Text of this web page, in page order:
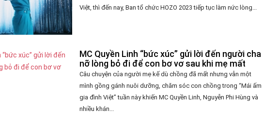
Việt, thì đến nay, Ban tổ chức HOZO 2023 tiếp tục làm nức lòng...
MC Quyền Linh “bức xúc” gửi lời đến người cha
nỡ lòng bỏ đi để con bơ vơ sau khi mẹ mất
Câu chuyện của người mẹ kế dù chồng đã mất nhưng vẫn một
mình gồng gánh nuôi dưỡng, chăm sóc con chồng trong “Mái ấm
gia đình Việt” tuần này khiến MC Quyền Linh, Nguyễn Phi Hùng và
nhiều khán...